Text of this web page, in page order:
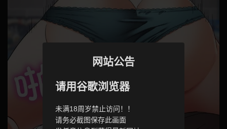
网站公告
请用谷歌浏览器
未满18周岁禁止访问！！
请务必截图保存此画面